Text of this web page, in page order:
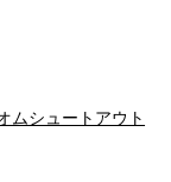
ムシュートアウト